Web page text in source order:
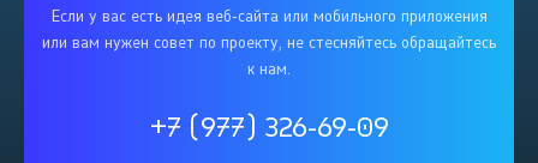
Если у вас есть идея веб-сайта или мобильного приложения
или вам нужен совет по проекту, не стесняйтесь обращайтесь
к нам.
+7 (977) 326-69-09